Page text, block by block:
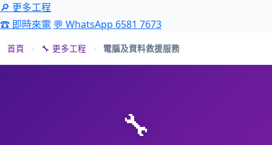
🔎 更多工程
☎ 即時來電 💬 WhatsApp 6581 7673
首頁 › 🔧 更多工程 › 電腦及資料救援服務
🔧